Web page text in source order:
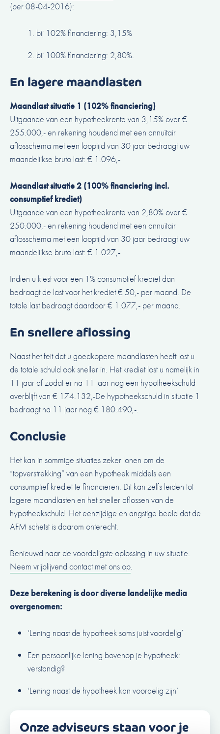
(per 08-04-2016):
bij 102% financiering: 3,15%
bij 100% financiering: 2,80%.
En lagere maandlasten
Maandlast situatie 1 (102% financiering)
Uitgaande van een hypotheekrente van 3,15% over €
255.000,- en rekening houdend met een annuïtair
aflosschema met een looptijd van 30 jaar bedraagt uw
maandelijkse bruto last: € 1.096,-
Maandlast situatie 2 (100% financiering incl.
consumptief krediet)
Uitgaande van een hypotheekrente van 2,80% over €
250.000,- en rekening houdend met een annuïtair
aflosschema met een looptijd van 30 jaar bedraagt uw
maandelijkse bruto last: € 1.027,-
Indien u kiest voor een 1% consumptief krediet dan
bedraagt de last voor het krediet € 50,- per maand. De
totale last bedraagt daardoor € 1.077,- per maand.
En snellere aflossing
Naast het feit dat u goedkopere maandlasten heeft lost u
de totale schuld ook sneller in. Het krediet lost u namelijk in
11 jaar af zodat er na 11 jaar nog een hypotheekschuld
overblijft van € 174.132,-De hypotheekschuld in situatie 1
bedraagt na 11 jaar nog € 180.490,-.
Conclusie
Het kan in sommige situaties zeker lonen om de
“topverstrekking” van een hypotheek middels een
consumptief krediet te financieren. Dit kan zelfs leiden tot
lagere maandlasten en het sneller aflossen van de
hypotheekschuld. Het eenzijdige en angstige beeld dat de
AFM schetst is daarom onterecht.
Benieuwd naar de voordeligste oplossing in uw situatie.
Neem vrijblijvend contact met ons op.
Deze berekening is door diverse landelijke media
overgenomen:
‘Lening naast de hypotheek soms juist voordelig’
Een persoonlijke lening bovenop je hypotheek:
verstandig?
‘Lening naast de hypotheek kan voordelig zijn’
Onze adviseurs staan voor je